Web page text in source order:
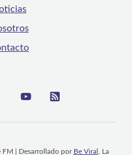
| Desarrollado por Be Viral , La